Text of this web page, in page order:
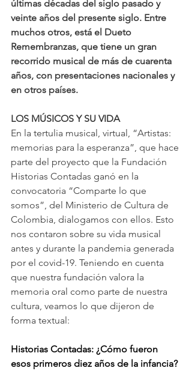
últimas décadas del siglo pasado y
veinte años del presente siglo. Entre
muchos otros, está el Dueto
Remembranzas, que tiene un gran
recorrido musical de más de cuarenta
años, con presentaciones nacionales y
en otros países.
LOS MÚSICOS Y SU VIDA
En la tertulia musical, virtual, “Artistas:
memorias para la esperanza”, que hace
parte del proyecto que la Fundación
Historias Contadas ganó en la
convocatoria “Comparte lo que
somos”, del Ministerio de Cultura de
Colombia, dialogamos con ellos. Esto
nos contaron sobre su vida musical
antes y durante la pandemia generada
por el covid-19. Teniendo en cuenta
que nuestra fundación valora la
memoria oral como parte de nuestra
cultura, veamos lo que dijeron de
forma textual:
Historias Contadas: ¿Cómo fueron
esos primeros diez años de la infancia?